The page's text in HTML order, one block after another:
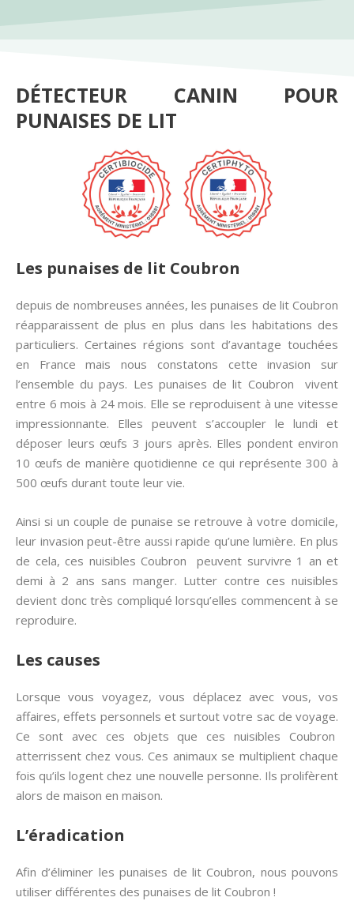
DÉTECTEUR CANIN POUR
PUNAISES DE LIT
Les punaises de lit Coubron
depuis de nombreuses années, les punaises de lit Coubron
réapparaissent de plus en plus dans les habitations des
particuliers. Certaines régions sont d’avantage touchées
en France mais nous constatons cette invasion sur
l’ensemble du pays. Les punaises de lit Coubron vivent
entre 6 mois à 24 mois. Elle se reproduisent à une vitesse
impressionnante. Elles peuvent s’accoupler le lundi et
déposer leurs œufs 3 jours après. Elles pondent environ
10 œufs de manière quotidienne ce qui représente 300 à
500 œufs durant toute leur vie.
Ainsi si un couple de punaise se retrouve à votre domicile,
leur invasion peut-être aussi rapide qu’une lumière. En plus
de cela, ces nuisibles Coubron peuvent survivre 1 an et
demi à 2 ans sans manger. Lutter contre ces nuisibles
devient donc très compliqué lorsqu’elles commencent à se
reproduire.
Les causes
Lorsque vous voyagez, vous déplacez avec vous, vos
affaires, effets personnels et surtout votre sac de voyage.
Ce sont avec ces objets que ces nuisibles Coubron
atterrissent chez vous. Ces animaux se multiplient chaque
fois qu’ils logent chez une nouvelle personne. Ils prolifèrent
alors de maison en maison.
L’éradication
Afin d’éliminer les punaises de lit Coubron, nous pouvons
utiliser différentes des punaises de lit Coubron !